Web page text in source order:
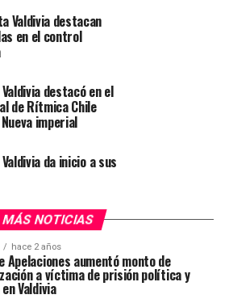
Valdivia destacan
en el control
destacó en el
de Rítmica Chile
imperial
da inicio a sus
MÁS NOTICIAS
hace 2 años
Apelaciones aumentó monto de
a víctima de prisión política y
Valdivia